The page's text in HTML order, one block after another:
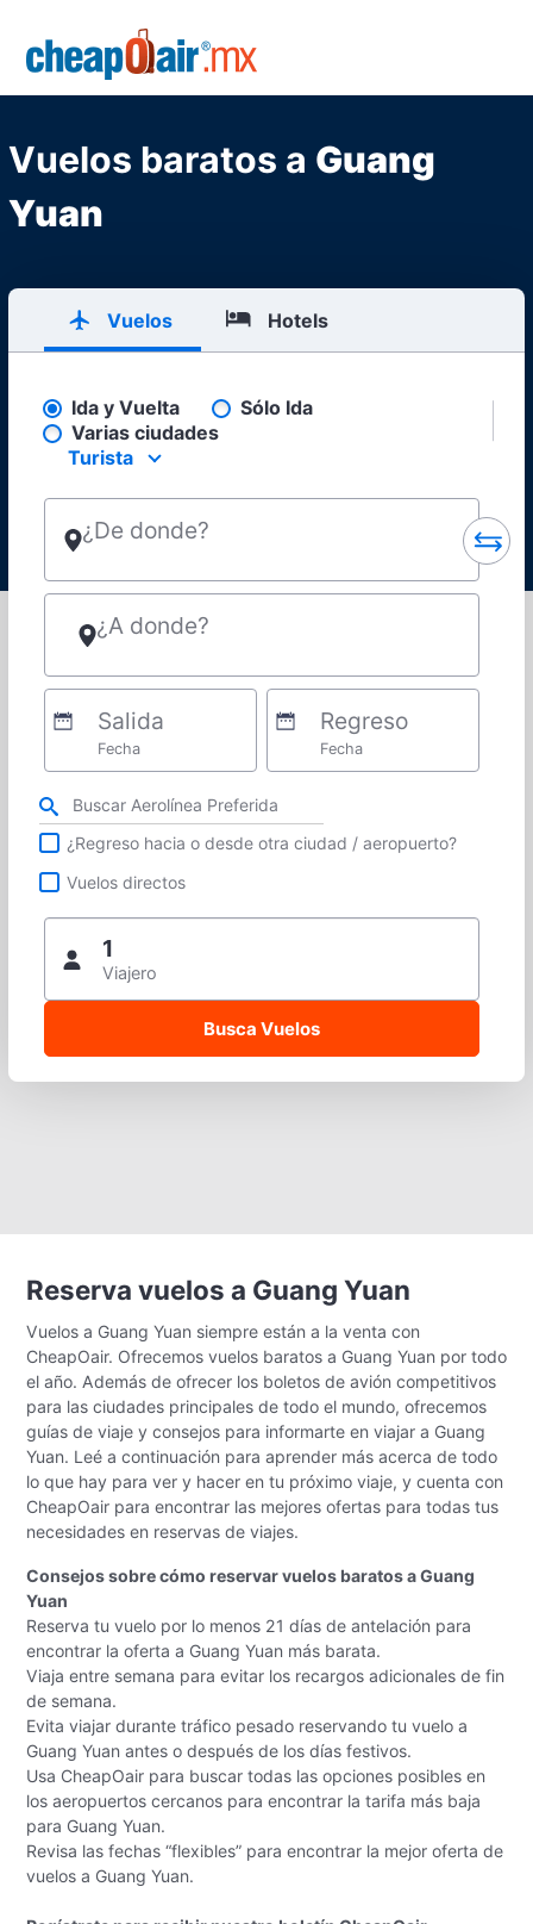
Skip to main content
Vuelos baratos a Guang
Yuan
Vuelos Hotels
Pick your flight type
Ida y Vuelta
Sólo Ida
Varias ciudades
Select your preferred seating class.
Turista
¿De donde?
¿A donde?
Salida
Fecha
Regreso
Fecha
Refina tu búsqueda por aerolínea, ciudad o aeropuerto o vuelos directos
¿Regreso hacia o desde otra ciudad / aeropuerto?
Vuelos directos
1
Viajero
Reserva vuelos a Guang Yuan
Vuelos a Guang Yuan siempre están a la venta con
CheapOair. Ofrecemos vuelos baratos a Guang Yuan por todo
el año. Además de ofrecer los boletos de avión competitivos
para las ciudades principales de todo el mundo, ofrecemos
guías de viaje y consejos para informarte en viajar a Guang
Yuan. Leé a continuación para aprender más acerca de todo
lo que hay para ver y hacer en tu próximo viaje, y cuenta con
CheapOair para encontrar las mejores ofertas para todas tus
necesidades en reservas de viajes.
Consejos sobre cómo reservar vuelos baratos a Guang
Yuan
Reserva tu vuelo por lo menos 21 días de antelación para
encontrar la oferta a Guang Yuan más barata.
Viaja entre semana para evitar los recargos adicionales de fin
de semana.
Evita viajar durante tráfico pesado reservando tu vuelo a
Guang Yuan antes o después de los días festivos.
Usa CheapOair para buscar todas las opciones posibles en
los aeropuertos cercanos para encontrar la tarifa más baja
para Guang Yuan.
Revisa las fechas “flexibles” para encontrar la mejor oferta de
vuelos a Guang Yuan.